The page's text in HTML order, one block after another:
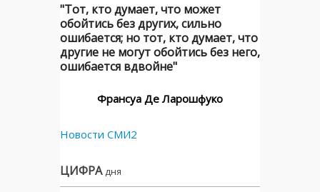
"Тот, кто думает, что может
обойтись без других, сильно
ошибается; но тот, кто думает, что
другие не могут обойтись без него,
ошибается вдвойне"
Франсуа Де Ларошфуко
Новости СМИ2
ЦИФРА дня